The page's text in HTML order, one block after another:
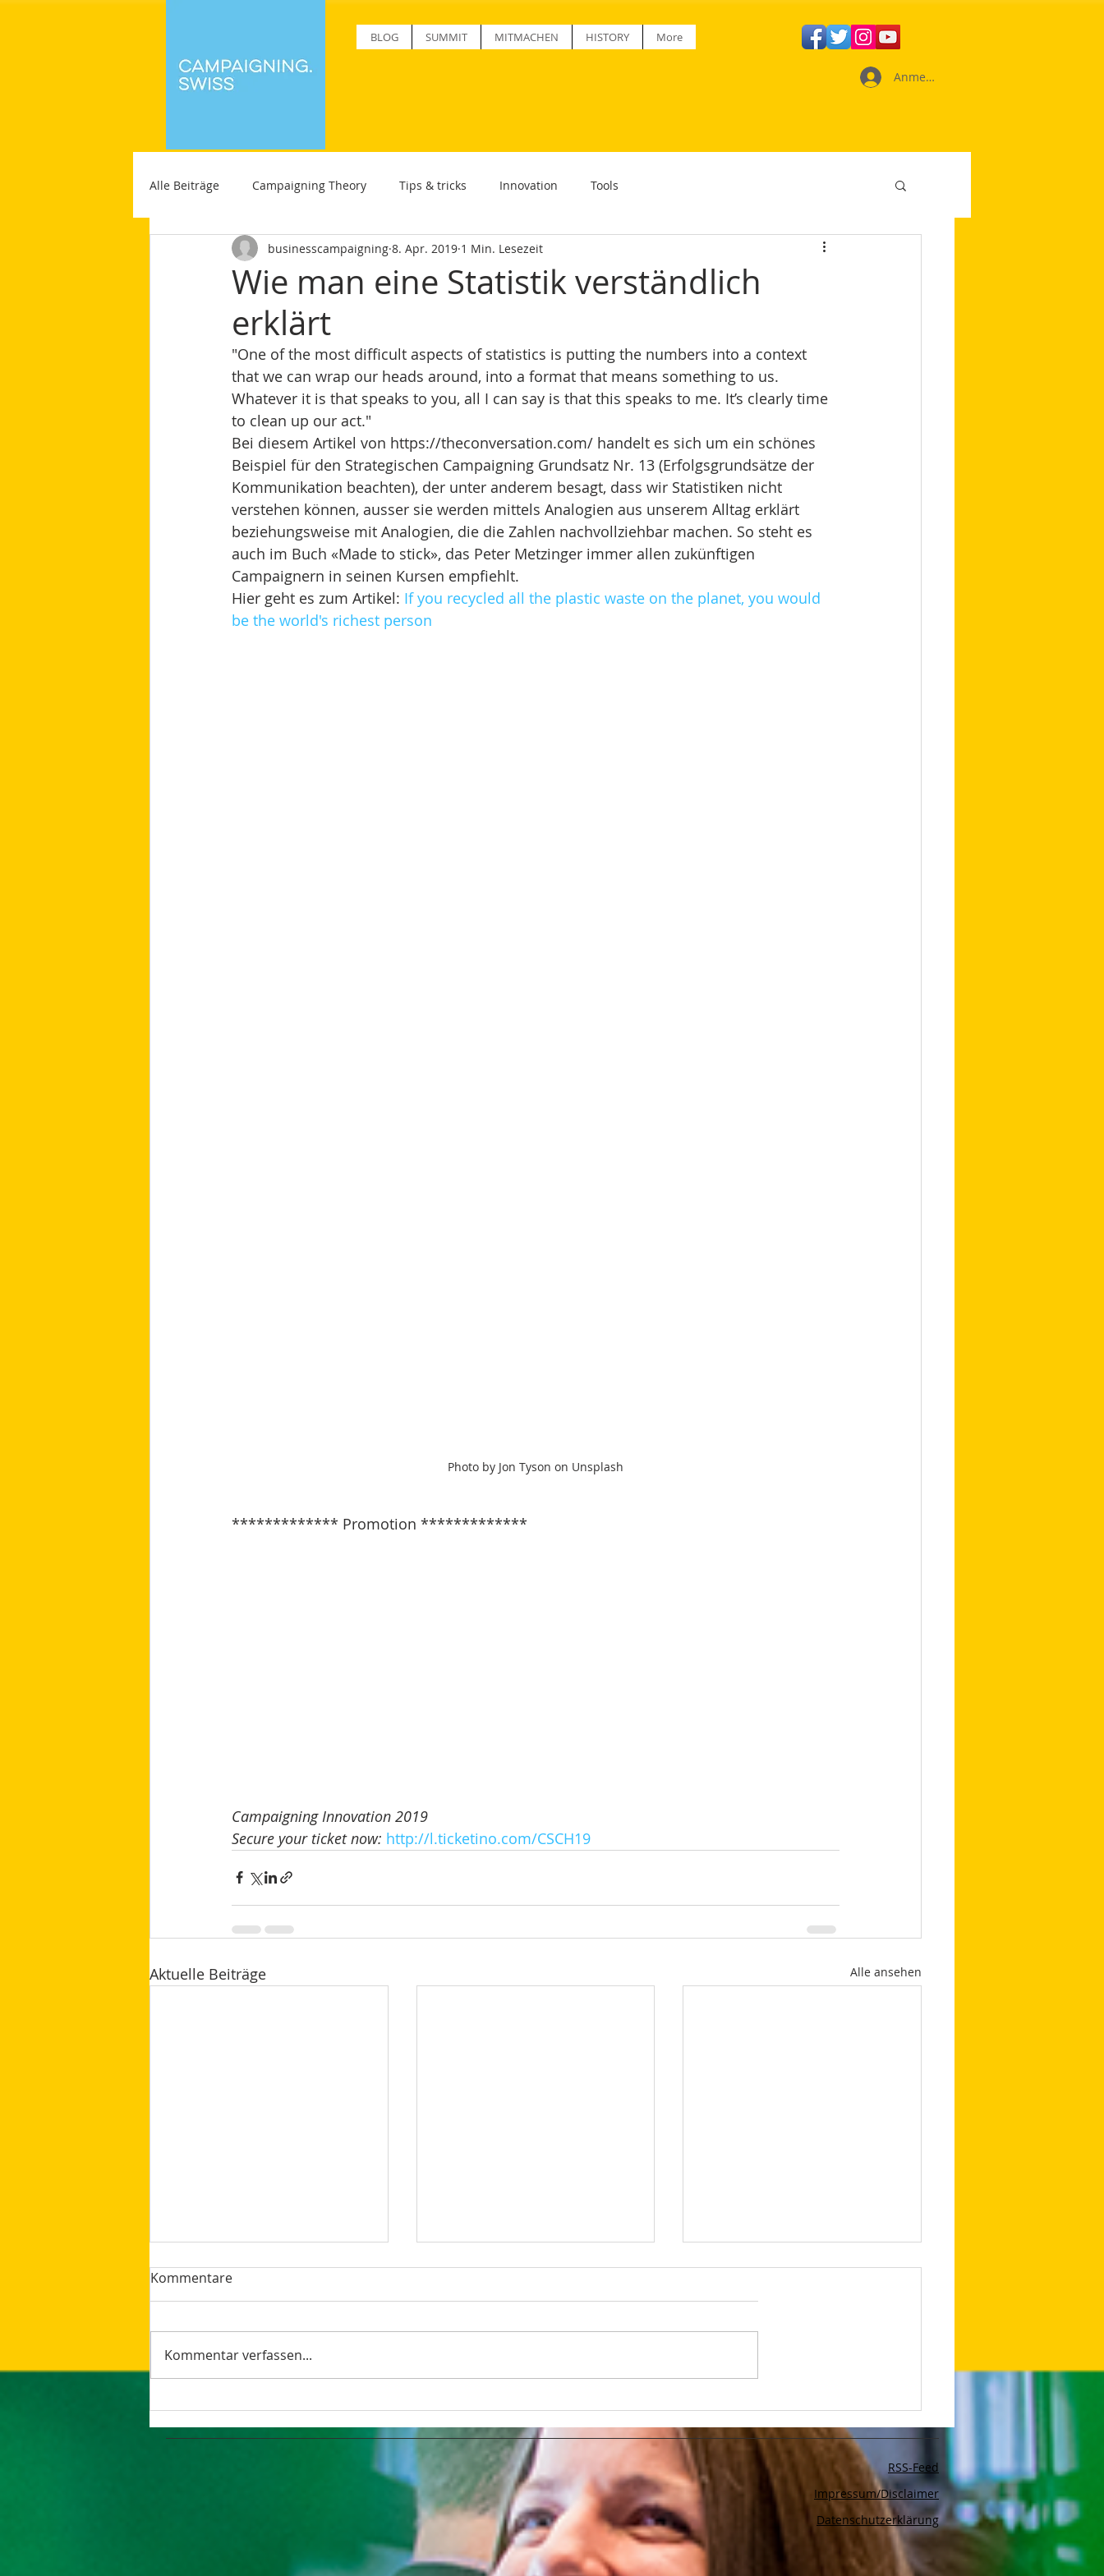
BLOG SUMMIT MITMACHEN HISTORY More
Anmelden
Alle Beiträge Campaigning Theory Tips & tricks Innovation Tools
Wie man eine Statistik verständlich
erklärt
businesscampaigning 8. Apr. 2019 1 Min. Lesezeit
"One of the most difficult aspects of statistics is putting the numbers into a context
that we can wrap our heads around, into a format that means something to us.
Whatever it is that speaks to you, all I can say is that this speaks to me. It’s clearly time
to clean up our act."
Bei diesem Artikel von https://theconversation.com/ handelt es sich um ein schönes
Beispiel für den Strategischen Campaigning Grundsatz Nr. 13 (Erfolgsgrundsätze der
Kommunikation beachten), der unter anderem besagt, dass wir Statistiken nicht
verstehen können, ausser sie werden mittels Analogien aus unserem Alltag erklärt
beziehungsweise mit Analogien, die die Zahlen nachvollziehbar machen. So steht es
auch im Buch «Made to stick», das Peter Metzinger immer allen zukünftigen
Campaignern in seinen Kursen empfiehlt.
Hier geht es zum Artikel: If you recycled all the plastic waste on the planet, you would
be the world's richest person
Photo by Jon Tyson on Unsplash
************* Promotion *************
Campaigning Innovation 2019
Secure your ticket now: http://l.ticketino.com/CSCH19
Aktuelle Beiträge Alle ansehen
Summer 2023
Tasks More Productive
How to Make Your LinkedIn
Ads and Posts Stand Out
Kommentare
Kommentar verfassen...
RSS-Feed
Impressum/Disclaimer
Datenschutzerklärung